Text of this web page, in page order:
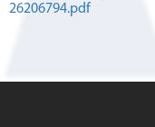
26206794.pdf